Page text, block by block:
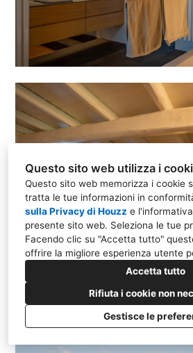
Questo sito web utilizza i
Questo sito web memorizza i cookie
tratta le tue informazioni in
sulla Privacy di Houzz e l'
presente sito web. Seleziona le tue
Facendo clic su "Accetta tutto"
offrire la migliore esperienza utente
Accetta tutto
Rifiuta i cookie non
Gestisce le